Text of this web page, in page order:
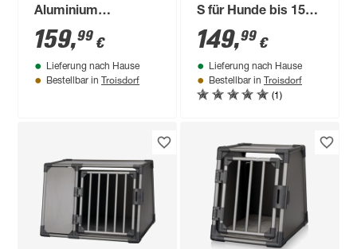
Aluminium
graphitfarben 61 x
65 x 86 cm
159,99 €
Lieferung nach Hause
Bestellbar in Troisdorf
S für Hunde bis 15
kg faltbar
grau/schwarz 58 ×
74/114 × 93 cm
149,99 €
Lieferung nach Hause
Bestellbar in Troisdorf
(1)